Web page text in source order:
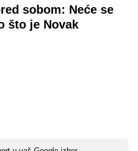
sobom: Neće se
što je Novak